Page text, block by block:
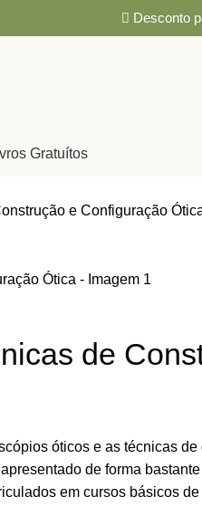
Desconto
Gratuítos
e Configuração
de
óticos e as técnicas
de forma
em cursos básicos